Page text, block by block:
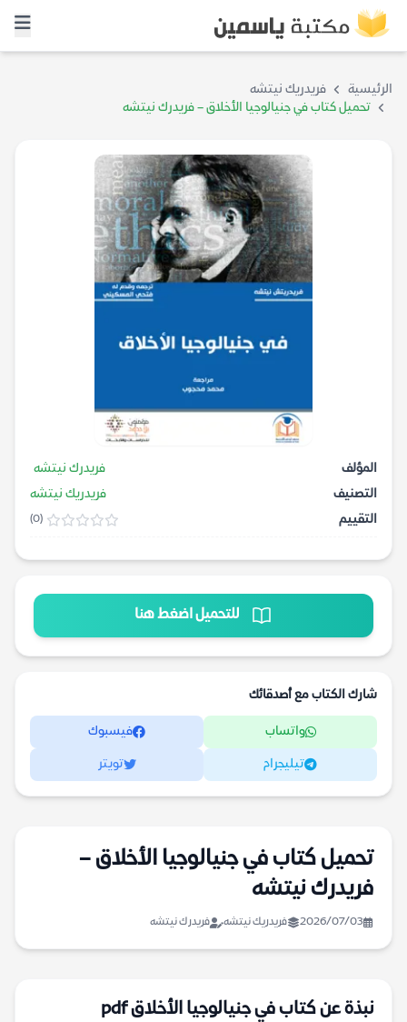
الرئيسية
فريدريك نيتشه
تحميل كتاب في جنيالوجيا الأخلاق – فريدرك نيتشه
المؤلف
فريدرك نيتشه
التصنيف
فريدريك نيتشه
التقييم
(0)
للتحميل اضغط هنا
شارك الكتاب مع أصدقائك
واتساب فيسبوك
تيليجرام تويتر
تحميل كتاب في جنيالوجيا الأخلاق –
فريدرك نيتشه
2026/07/03 فريدريك نيتشه فريدرك نيتشه
نبذة عن كتاب في جنيالوجيا الأخلاق pdf